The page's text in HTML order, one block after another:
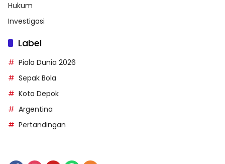
Hukum
Investigasi
Label
Piala Dunia 2026
Sepak Bola
Kota Depok
Argentina
Pertandingan